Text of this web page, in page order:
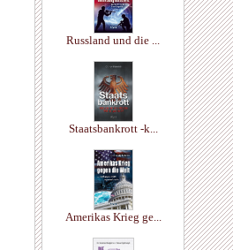
Russland und die ...
Staatsbankrott -k...
Amerikas Krieg ge...